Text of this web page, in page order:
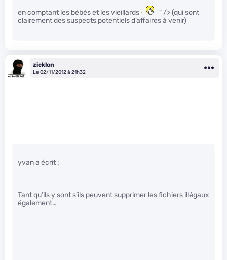
en comptant les bébés et les vieillards
" /> (qui sont
clairement des suspects potentiels d’affaires à venir)
zicklon
Le 02/11/2012 à 21h32
yvan a écrit :
Tant qu’ils y sont s’ils peuvent supprimer les fichiers illégaux
également…